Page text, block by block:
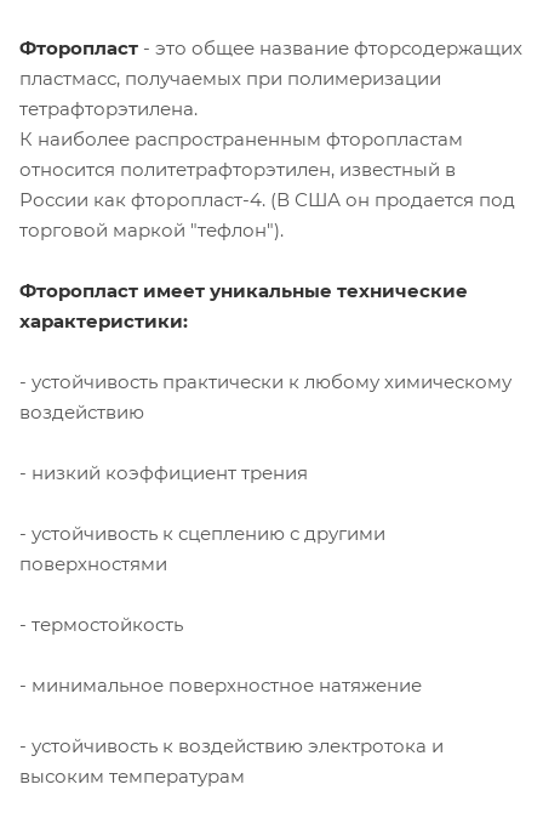
Фторопласт - это общее название фторсодержащих
пластмасс, получаемых при полимеризации
тетрафторэтилена.
К наиболее распространенным фторопластам
относится политетрафторэтилен, известный в
России как фторопласт-4. (В США он продается под
торговой маркой "тефлон").
Фторопласт имеет уникальные технические
характеристики:
- устойчивость практически к любому химическому
воздействию
- низкий коэффициент трения
- устойчивость к сцеплению с другими
поверхностями
- термостойкость
- минимальное поверхностное натяжение
- устойчивость к воздействию электротока и
высоким температурам